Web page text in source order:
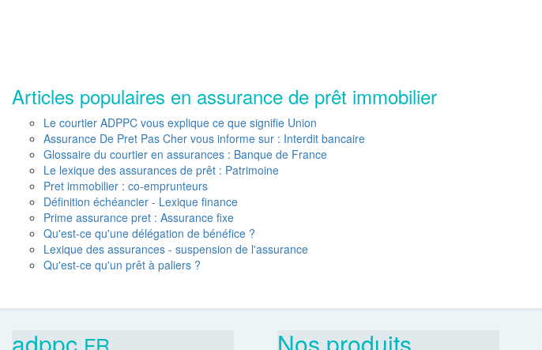
Articles populaires en assurance de prêt immobilier
Le courtier ADPPC vous explique ce que signifie Union
Assurance De Pret Pas Cher vous informe sur : Interdit bancaire
Glossaire du courtier en assurances : Banque de France
Le lexique des assurances de prêt : Patrimoine
Pret immobilier : co-emprunteurs
Définition échéancier - Lexique finance
Prime assurance pret : Assurance fixe
Qu'est-ce qu'une délégation de bénéfice ?
Lexique des assurances - suspension de l'assurance
Qu'est-ce qu'un prêt à paliers ?